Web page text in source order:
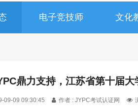
电子竞技师 文化
鼎力支持，江苏省第十届大
09-09 09:30:45 作者 : JYPC考试认证网